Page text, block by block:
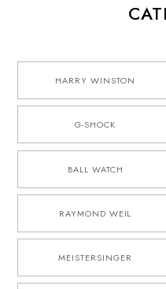
HARRY WINSTON
G-SHOCK
BALL WATCH
RAYMOND WEIL
MEISTERSINGER